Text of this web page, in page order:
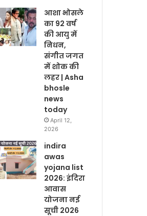
आशा भोसले
का 92 वर्ष
की आयु में
निधन,
संगीत जगत
में शोक की
लहर | Asha
bhosle
news
today
April 12,
2026
indira
awas
yojana list
2026: इंदिरा
आवास
योजना नई
सूची 2026